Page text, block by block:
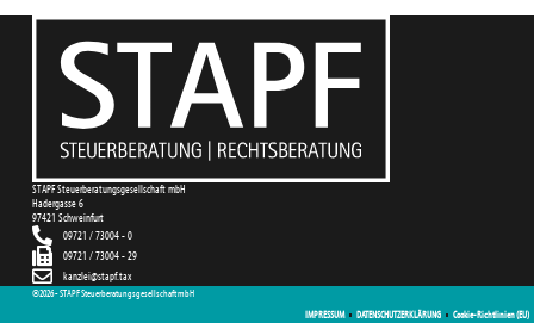
STAPF Steuerberatungsgesellschaft mbH
Hadergasse 6
97421 Schweinfurt
09721 / 73004 - 0
09721 / 73004 - 29
kanzlei@stapf.tax
©2026 - STAPF Steuerberatungsgesellschaft mbH
IMPRESSUM
DATENSCHUTZERKLÄRUNG Cookie-Richtlinien (EU)